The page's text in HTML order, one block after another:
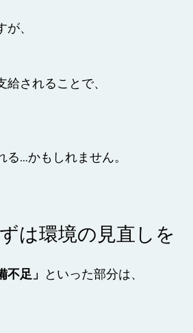
、
されることで、
…かもしれません。
は環境の見直しを
不足」 といった部分は、